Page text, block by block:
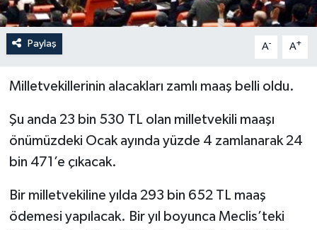
Paylaş A- A+
Milletvekillerinin alacakları zamlı maaş belli oldu.
Şu anda 23 bin 530 TL olan milletvekili maaşı
önümüzdeki Ocak ayında yüzde 4 zamlanarak 24
bin 471’e çıkacak.
Bir milletvekiline yılda 293 bin 652 TL maaş
ödemesi yapılacak. Bir yıl boyunca Meclis’teki